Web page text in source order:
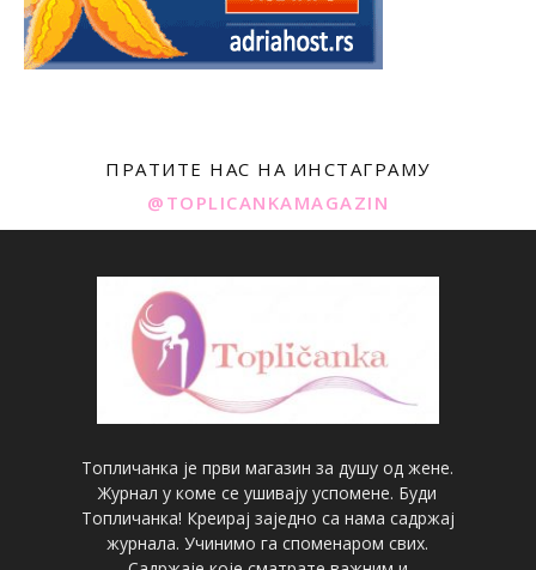
ПРАТИТЕ НАС НА ИНСТАГРАМУ
@TOPLICANKAMAGAZIN
Топличанка је први магазин за душу од жене.
Журнал у коме се ушивају успомене. Буди
Топличанка! Креирај заједно са нама садржај
журнала. Учинимо га споменаром свих.